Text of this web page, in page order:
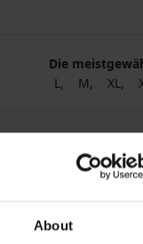
About
Die
L
M XL